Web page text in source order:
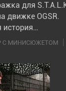
для
движке OGSR.
история…
С МИНИСЮЖЕТОМ